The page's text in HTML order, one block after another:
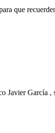
que
Javier García